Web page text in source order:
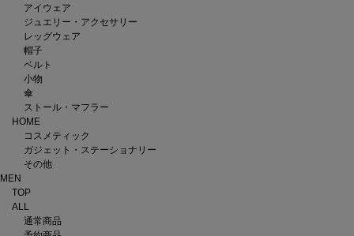
アイウェア
ジュエリー・アクセサリー
レッグウェア
帽子
ベルト
小物
傘
ストール・マフラー
HOME
コスメティック
ガジェット・ステーショナリー
その他
MEN
TOP
ALL
通常商品